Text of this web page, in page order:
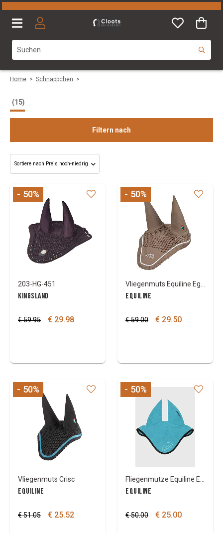
Home > Schnäppchen >
(15)
Filtern nach
Size
Marke
Colours
203-HG-451
KINGSLAND
€ 59.95 € 29.98
- 50%
EQUILINE
€ 59.00 € 29.50
- 50%
Vliegenmuts Crisc
EQUILINE
€ 51.05 € 25.52
- 50%
EQUILINE
€ 50.00 € 25.00
- 50%